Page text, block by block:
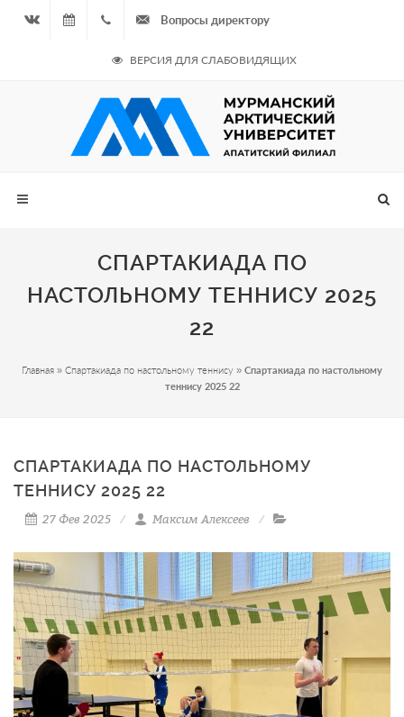
08.08.2026
- Чётная
неделя
964
687
Вопросы директору
ВЕРСИЯ ДЛЯ СЛАБОВИДЯЩИХ
СПАРТАКИАДА ПО
НАСТОЛЬНОМУ ТЕННИСУ 2025
22
Главная » Спартакиада по настольному теннису » Спартакиада по настольному
теннису 2025 22
СПАРТАКИАДА ПО НАСТОЛЬНОМУ
ТЕННИСУ 2025 22
27 Фев 2025 Максим Алексеев